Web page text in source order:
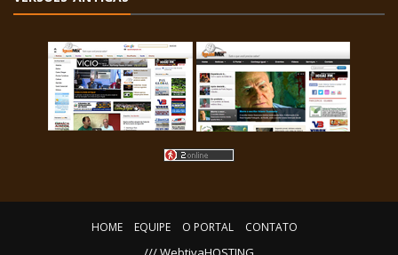
HOME EQUIPE O PORTAL CONTATO